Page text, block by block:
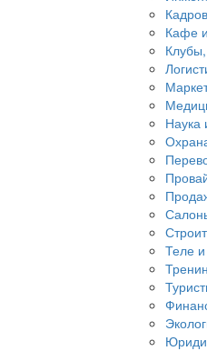
Кафе
Наука
Теле